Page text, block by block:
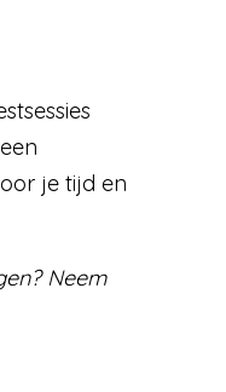
je tijd en
Neem